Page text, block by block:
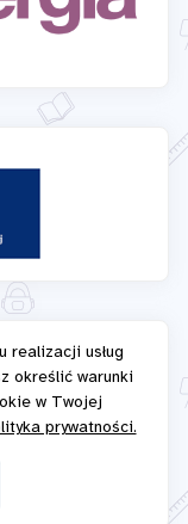
realizacji usług
określić warunki
w Twojej
prywatności.